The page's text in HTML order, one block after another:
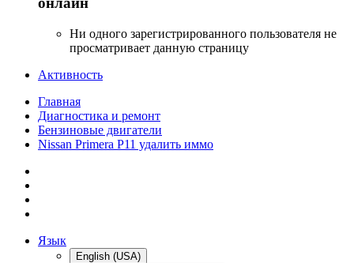
Ни одного зарегистрированного пользователя не
просматривает данную страницу
Активность
Главная
Диагностика и ремонт
Бензиновые двигатели
Nissan Primera P11 удалить иммо
Язык
English (USA)